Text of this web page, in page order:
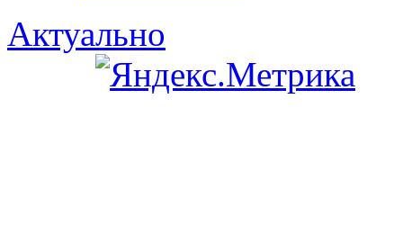
Актуально